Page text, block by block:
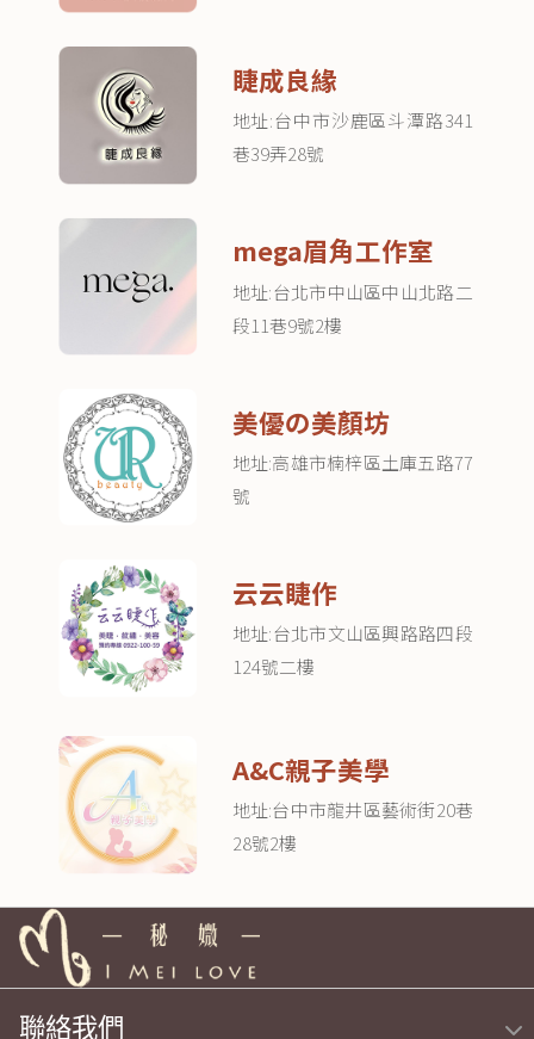
睫成良緣
地址:台中市沙鹿區斗潭路341
巷39弄28號
mega眉角工作室
地址:台北市中山區中山北路二
段11巷9號2樓
美優の美顏坊
地址:高雄市楠梓區土庫五路77
號
云云睫作
地址:台北市文山區興路路四段
124號二樓
A&C親子美學
地址:台中市龍井區藝術街20巷
28號2樓
聯絡我們